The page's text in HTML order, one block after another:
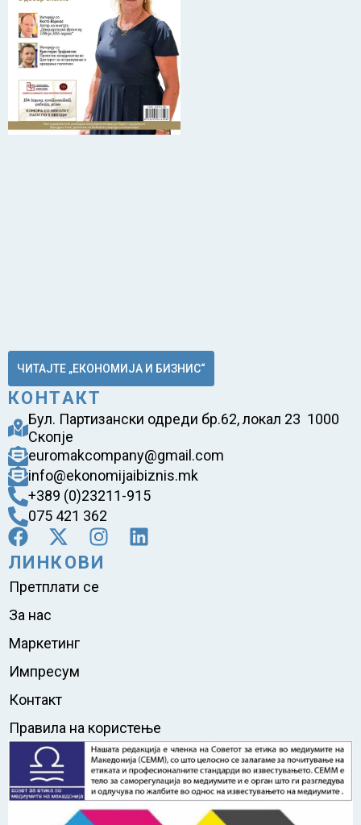
ЧИТАЈТЕ „ЕКОНОМИЈА И БИЗНИС“
КОНТАКТ
Бул. Партизански одреди бр.62, локал 23 1000
Скопје
euromakcompany@gmail.com
info@ekonomijaibiznis.mk
+389 (0)23211-915
075 421 362
ЛИНКОВИ
Претплати се
За нас
Маркетинг
Импресум
Контакт
Правила на користење